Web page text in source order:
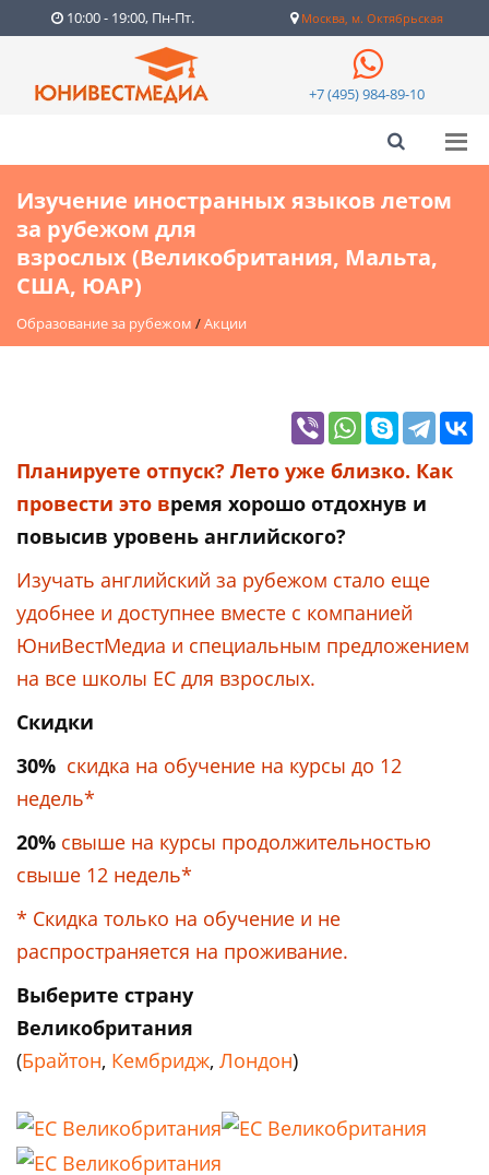
10:00 - 19:00, Пн-Пт. Москва, м. Октябрьская
+7 (495) 984-89-10
Изучение иностранных языков летом
за рубежом для
взрослых (Великобритания, Мальта,
США, ЮАР)
Образование за рубежом /Акции
Планируете отпуск? Лето уже близко. Как
провести это время хорошо отдохнув и
повысив уровень английского?
Изучать английский за рубежом стало еще
удобнее и доступнее вместе с компанией
ЮниВестМедиа и специальным предложением
на все школы ЕС для взрослых.
Скидки
30% скидка на обучение на курсы до 12
недель*
20% свыше на курсы продолжительностью
свыше 12 недель*
* Скидка только на обучение и не
распространяется на проживание.
Выберите страну
Великобритания
(Брайтон, Кембридж, Лондон)